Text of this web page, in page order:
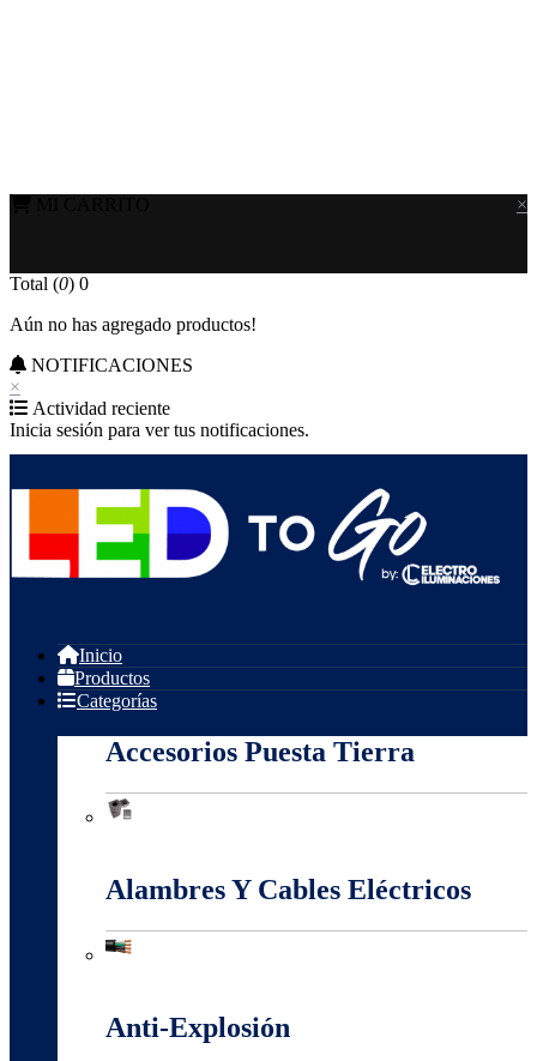
×
Total (0) 0
Aún no has agregado productos!
NOTIFICACIONES
×
Actividad reciente
Inicia sesión para ver tus notificaciones.
Inicio
Productos
Categorías
Accesorios Puesta Tierra
Alambres Y Cables Eléctricos
Anti-Explosión